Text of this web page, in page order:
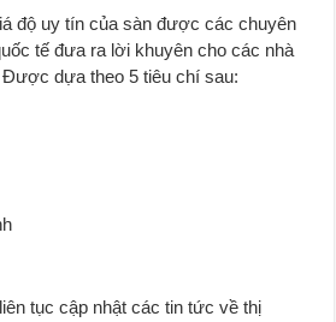
độ uy tín của sàn được các chuyên
tế đưa ra lời khuyên cho các nhà
dựa theo 5 tiêu chí sau:
tục cập nhật các tin tức về thị